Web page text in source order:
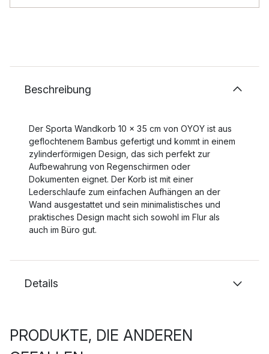
Beschreibung
Der Sporta Wandkorb 10 x 35 cm von OYOY ist aus
geflochtenem Bambus gefertigt und kommt in einem
zylinderförmigen Design, das sich perfekt zur
Aufbewahrung von Regenschirmen oder
Dokumenten eignet. Der Korb ist mit einer
Lederschlaufe zum einfachen Aufhängen an der
Wand ausgestattet und sein minimalistisches und
praktisches Design macht sich sowohl im Flur als
auch im Büro gut.
Details
PRODUKTE, DIE ANDEREN